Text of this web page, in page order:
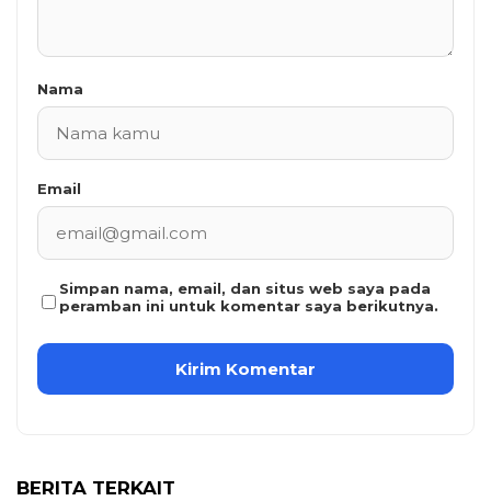
Nama
Email
Simpan nama, email, dan situs web saya pada
peramban ini untuk komentar saya berikutnya.
BERITA TERKAIT